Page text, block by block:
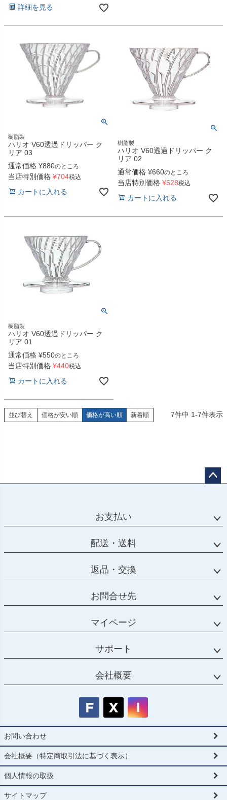
詳細を見る
樹脂製
ハリオ V60透過ドリッパー ク
リア 03
通常価格 ¥880のところ
当店特別価格 ¥704税込
カートに入れる
樹脂製
ハリオ V60透過ドリッパー ク
リア 02
通常価格 ¥660のところ
当店特別価格 ¥528税込
カートに入れる
樹脂製
ハリオ V60透過ドリッパー ク
リア 01
通常価格 ¥550のところ
当店特別価格 ¥440税込
カートに入れる
並び替え 価格が安い順 価格が高い順 新着順 7件中 1-7件表示
お支払い
配送・送料
返品・交換
お問合せ先
マイページ
サポート
会社概要
お問い合わせ
会社概要（特定商取引法に基づく表示）
個人情報の取扱
サイトマップ